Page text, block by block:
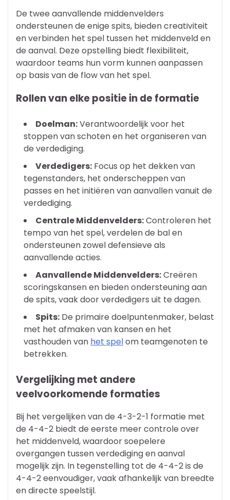
De twee aanvallende middenvelders
ondersteunen de enige spits, bieden creativiteit
en verbinden het spel tussen het middenveld en
de aanval. Deze opstelling biedt flexibiliteit,
waardoor teams hun vorm kunnen aanpassen
op basis van de flow van het spel.
Rollen van elke positie in de formatie
Doelman:Verantwoordelijk voor het
stoppen van schoten en het organiseren van
de verdediging.
Verdedigers: Focus op het dekken van
tegenstanders, het onderscheppen van
passes en het initiëren van aanvallen vanuit de
verdediging.
Centrale Middenvelders:Controleren het
tempo van het spel, verdelen de bal en
ondersteunen zowel defensieve als
aanvallende acties.
Aanvallende Middenvelders:Creëren
scoringskansen en bieden ondersteuning aan
de spits, vaak door verdedigers uit te dagen.
Spits: De primaire doelpuntenmaker, belast
met het afmaken van kansen en het
vasthouden van het spelom teamgenoten te
betrekken.
Vergelijking met andere
veelvoorkomende formaties
Bij het vergelijken van de 4-3-2-1 formatie met
de 4-4-2 biedt de eerste meer controle over
het middenveld, waardoor soepelere
overgangen tussen verdediging en aanval
mogelijk zijn. In tegenstelling tot de 4-4-2 is de
4-4-2 eenvoudiger, vaak afhankelijk van breedte
en directe speelstijl.